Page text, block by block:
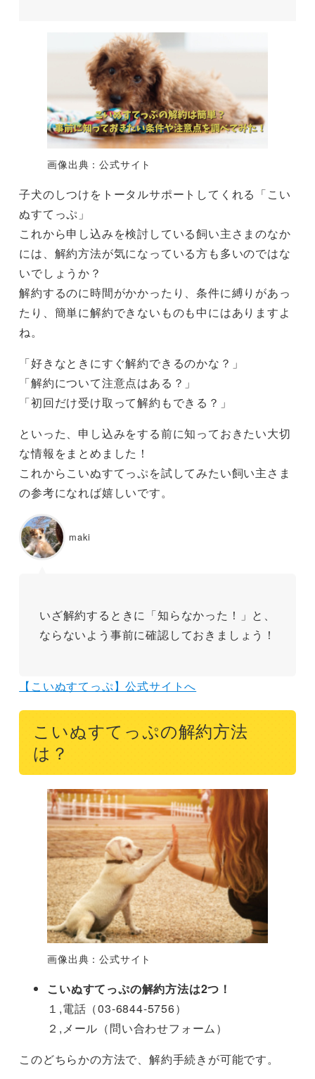
画像出典：公式サイト
子犬のしつけをトータルサポートしてくれる「こい
ぬすてっぷ」
これから申し込みを検討している飼い主さまのなか
には、解約方法が気になっている方も多いのではな
いでしょうか？
解約するのに時間がかかったり、条件に縛りがあっ
たり、簡単に解約できないものも中にはありますよ
ね。
「好きなときにすぐ解約できるのかな？」
「解約について注意点はある？」
「初回だけ受け取って解約もできる？」
といった、申し込みをする前に知っておきたい大切
な情報をまとめました！
これからこいぬすてっぷを試してみたい飼い主さま
の参考になれば嬉しいです。
maki
いざ解約するときに「知らなかった！」と、
ならないよう事前に確認しておきましょう！
【こいぬすてっぷ】公式サイトへ
こいぬすてっぷの解約方法
は？
画像出典：公式サイト
こいぬすてっぷの解約方法は2つ！
１,電話（03-6844-5756）
２,メール（問い合わせフォーム）
このどちらかの方法で、解約手続きが可能です。